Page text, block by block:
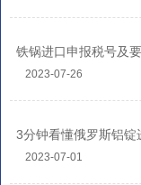
铁锅进口申报税号及
2023-07-26
3分钟看懂俄罗斯铝
2023-07-01